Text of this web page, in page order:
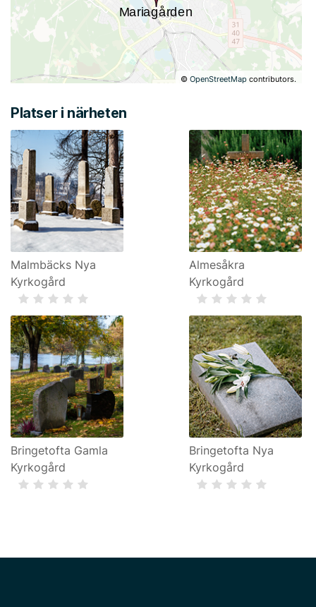
©OpenStreetMap contributors.
Platser i närheten
Malmbäcks Nya
Kyrkogård
Almesåkra
Kyrkogård
Bringetofta Gamla
Kyrkogård
Bringetofta Nya
Kyrkogård